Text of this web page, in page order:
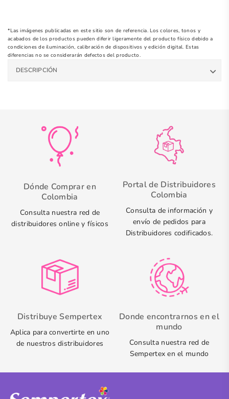
*Las imágenes publicadas en este sitio son de referencia. Los colores, tonos y
acabados de los productos pueden diferir ligeramente del producto físico debido a
condiciones de iluminación, calibración de dispositivos y edición digital. Estas
diferencias no se considerarán defectos del producto.
DESCRIPCIÓN
Dónde Comprar en
Colombia
Consulta nuestra red de
distribuidores online y físicos
Portal de Distribuidores
Colombia
Consulta de información y
envío de pedidos para
Distribuidores codificados.
Distribuye Sempertex
Aplica para convertirte en uno
de nuestros distribuidores
Donde encontrarnos en el
mundo
Consulta nuestra red de
Sempertex en el mundo